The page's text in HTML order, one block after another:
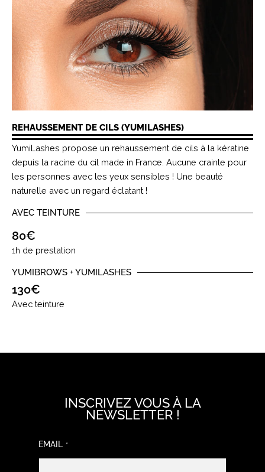
REHAUSSEMENT DE CILS (YUMILASHES)
YumiLashes propose un rehaussement de cils à la kératine
depuis la racine du cil made in France. Aucune crainte pour
les personnes avec les yeux sensibles ! Une beauté
naturelle avec un regard éclatant !
AVEC TEINTURE
80€
1h de prestation
YUMIBROWS + YUMILASHES
130€
Avec teinture
INSCRIVEZ VOUS À LA
NEWSLETTER !
EMAIL *